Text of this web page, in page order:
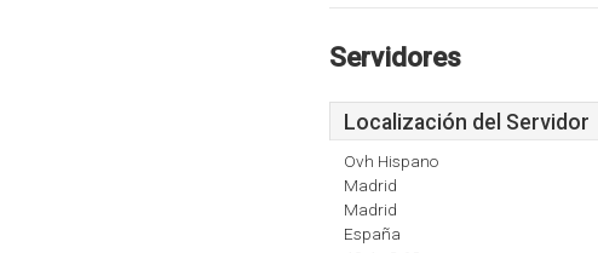
Servidores
Localización del Servidor
Ovh Hispano
Madrid
Madrid
España